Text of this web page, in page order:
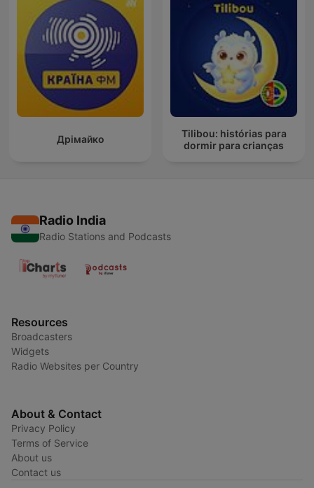
Дрімайко
Tilibou: histórias para
dormir para crianças
Radio India
Radio Stations and Podcasts
Resources
Broadcasters
Widgets
Radio Websites per Country
About & Contact
Privacy Policy
Terms of Service
About us
Contact us